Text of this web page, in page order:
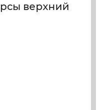
верхний